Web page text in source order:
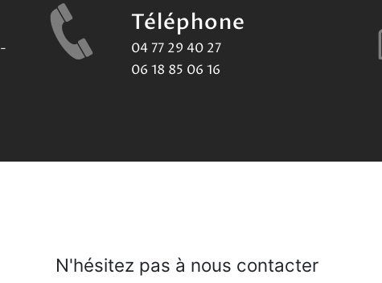
Téléphone
04 77 29 40 27
06 18 85 06 16
N'hésitez pas à nous contacter